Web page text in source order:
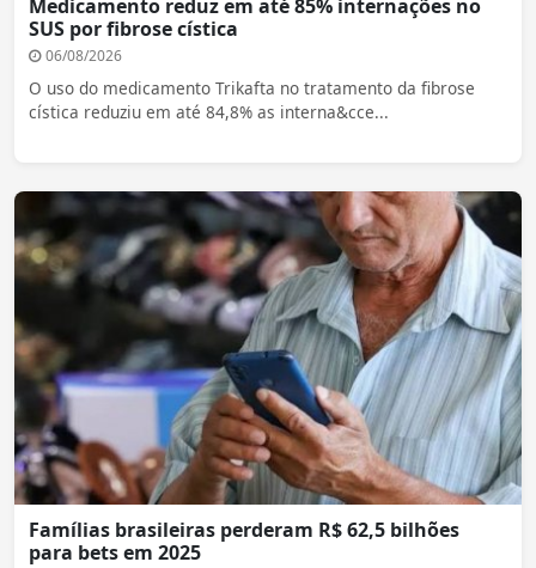
Medicamento reduz em até 85% internações no
SUS por fibrose cística
06/08/2026
O uso do medicamento Trikafta no tratamento da fibrose
cística reduziu em até 84,8% as interna&cce...
Famílias brasileiras perderam R$ 62,5 bilhões
para bets em 2025